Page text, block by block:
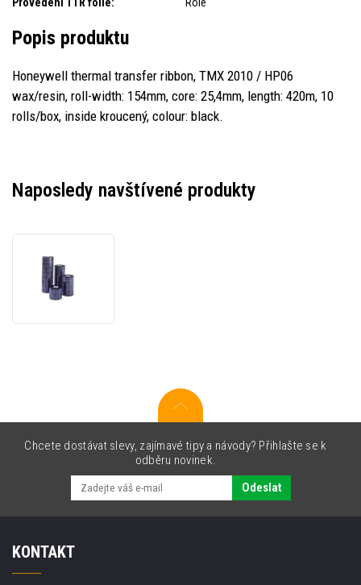
Popis produktu
Honeywell thermal transfer ribbon, TMX 2010 / HP06
wax/resin, roll-width: 154mm, core: 25,4mm, length: 420m, 10
rolls/box, inside kroucený, colour: black.
Naposledy navštívené produkty
47-
2010
154mm,
10
rolls/box,
Chcete dostávat slevy, zajímavé tipy a návody? Přihlašte se k
odběru novinek.
Odeslat
KONTAKT